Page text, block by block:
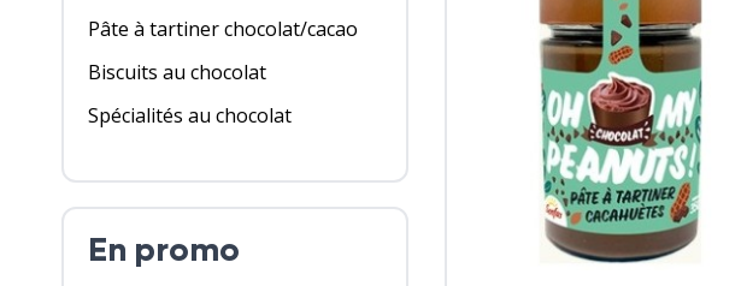
Pâte à tartiner chocolat/cacao
Biscuits au chocolat
Spécialités au chocolat
En promo